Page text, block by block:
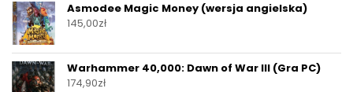
Asmodee Magic Money (wersja angielska)
145,00zł
Warhammer 40,000: Dawn of War III (Gra PC)
174,90zł